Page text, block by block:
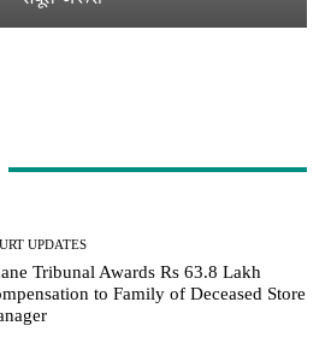
UPDATES
Tribunal Awards Rs 63.8 Lakh
to Family of Deceased Store